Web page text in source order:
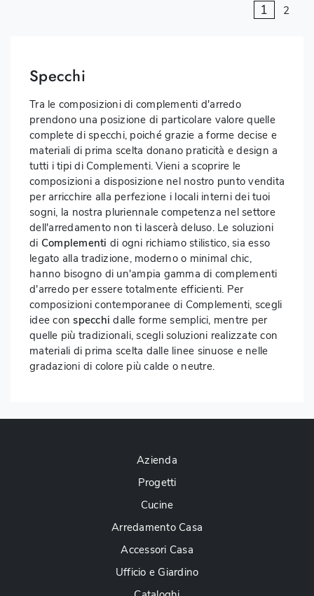
1 2
Specchi
Tra le composizioni di complementi d'arredo
prendono una posizione di particolare valore quelle
complete di specchi, poiché grazie a forme decise e
materiali di prima scelta donano praticità e design a
tutti i tipi di Complementi. Vieni a scoprire le
composizioni a disposizione nel nostro punto vendita
per arricchire alla perfezione i locali interni dei tuoi
sogni, la nostra pluriennale competenza nel settore
dell'arredamento non ti lascerà deluso. Le soluzioni
di Complementi di ogni richiamo stilistico, sia esso
legato alla tradizione, moderno o minimal chic,
hanno bisogno di un'ampia gamma di complementi
d'arredo per essere totalmente efficienti. Per
composizioni contemporanee di Complementi, scegli
idee conspecchi dalle forme semplici, mentre per
quelle più tradizionali, scegli soluzioni realizzate con
materiali di prima scelta dalle linee sinuose e nelle
gradazioni di colore più calde o neutre.
Azienda
Progetti
Cucine
Arredamento Casa
Accessori Casa
Ufficio e Giardino